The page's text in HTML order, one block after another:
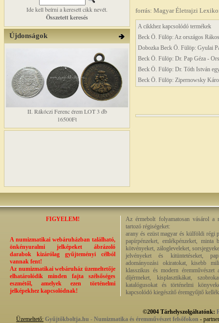
Ide kell beírni a keresett cikk nevét.
Összetett keresés
Újdonságok
II. Rákóczi Ferenc érem LOT 3 db
16500Ft
forrás: Magyar Életrajzi
A cikkhez kapcsolódó termékek
Beck Ö. Fülöp: Az országos
Dobozka Beck Ö. Fülöp: Gyulai
Beck Ö. Fülöp: Dr. Pap Géza -
Beck Ö. Fülöp: Dr. Tóth István
Beck Ö. Fülöp: Zipernowsky
FIGYELEM!
A numizmatikai webáruházban található,
önkényuralmi jelképeket ábrázoló
darabok kizárólag gyűjteményi célból
vannak fent!
Az numizmatikai webáruház üzemeltetője
elhatárolódik minden fajta szélsőséges
eszmétől, amelyek ezen történelmi
jelképekhez kapcsolódnak!
Az érmebolt folyamatosan vásárol a
tartozó régiségeket:
arany és ezüst magyar és külföldi régi
papírpénzeket, emlékpénzeket, minta
kötvényeket, zálogleveleket,
jelvényeket és kitüntetéseket,
adományozási okiratokat, kisebb
klasszikus és modern éremművészet
díjérmeket, kisplasztikákat,
katalógusokat és történelmi
kapcsolódó kiegészítő éremgyűjtő
©2004 Tárhelyszolgáltatónk:
Üzemeltető: Gyűjtőkboltja.hu - Numizmatika és éremművészet felsőfokon -